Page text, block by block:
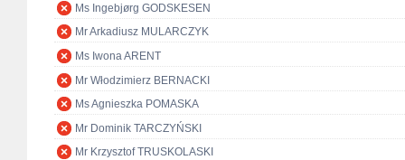
Ms Ingebjørg GODSKESEN
Mr Arkadiusz MULARCZYK
Ms Iwona ARENT
Mr Włodzimierz BERNACKI
Ms Agnieszka POMASKA
Mr Dominik TARCZYŃSKI
Mr Krzysztof TRUSKOLASKI